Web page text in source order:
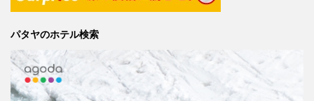
パタヤのホテル検索